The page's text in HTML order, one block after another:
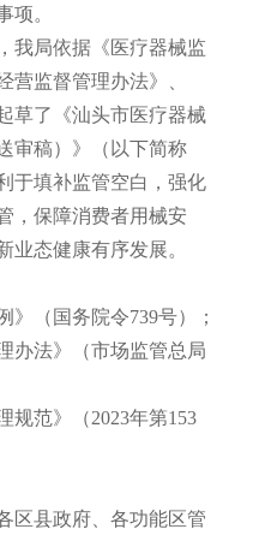
项。
局依据《医疗器械监
营监督管理办法》、
草了《汕头市医疗器械
审稿）》（以下简称
于填补监管空白，强化
，保障消费者用械安
业态健康有序发展。
（国务院令739号）；
法》（市场监管总局
范》（2023年第153
县政府、各功能区管